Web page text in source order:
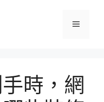
選
時，網